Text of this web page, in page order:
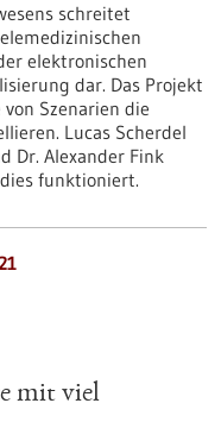
schreitet
elektronischen
dar. Das Projekt
Szenarien die
Lucas Scherdel
Dr. Alexander Fink
funktioniert.
mit viel